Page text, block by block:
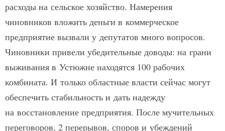
расходы на сельское хозяйство. Намерения
чиновников вложить деньги в коммерческое
предприятие вызвали у депутатов много вопросов.
Чиновники привели убедительные доводы: на грани
выживания в Устюжне находятся 100 рабочих
комбината. И только областные власти сейчас могут
обеспечить стабильность и дать надежду
на восстановление предприятия. После мучительных
переговоров, 2 перерывов, споров и убеждений